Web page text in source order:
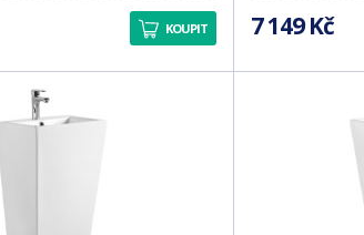
KOUPIT 7 149 Kč